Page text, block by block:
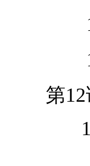
第12